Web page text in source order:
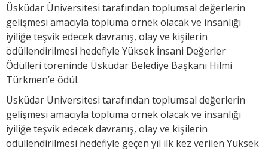
Üsküdar Üniversitesi tarafından toplumsal değerlerin
gelişmesi amacıyla topluma örnek olacak ve insanlığı
iyiliğe teşvik edecek davranış, olay ve kişilerin
ödüllendirilmesi hedefiyle Yüksek İnsani Değerler
Ödülleri töreninde Üsküdar Belediye Başkanı Hilmi
Türkmen’e ödül.
Üsküdar Üniversitesi tarafından toplumsal değerlerin
gelişmesi amacıyla topluma örnek olacak ve insanlığı
iyiliğe teşvik edecek davranış, olay ve kişilerin
ödüllendirilmesi hedefiyle geçen yıl ilk kez verilen Yüksek